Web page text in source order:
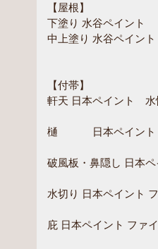
【屋根】
下塗り 水谷ペイント
中上塗り 水谷ペイン
【付帯】
軒天 日本ペイント
樋 日本ペイント
破風板・鼻隠し 日本
水切り 日本ペイント
庇 日本ペイント ファ